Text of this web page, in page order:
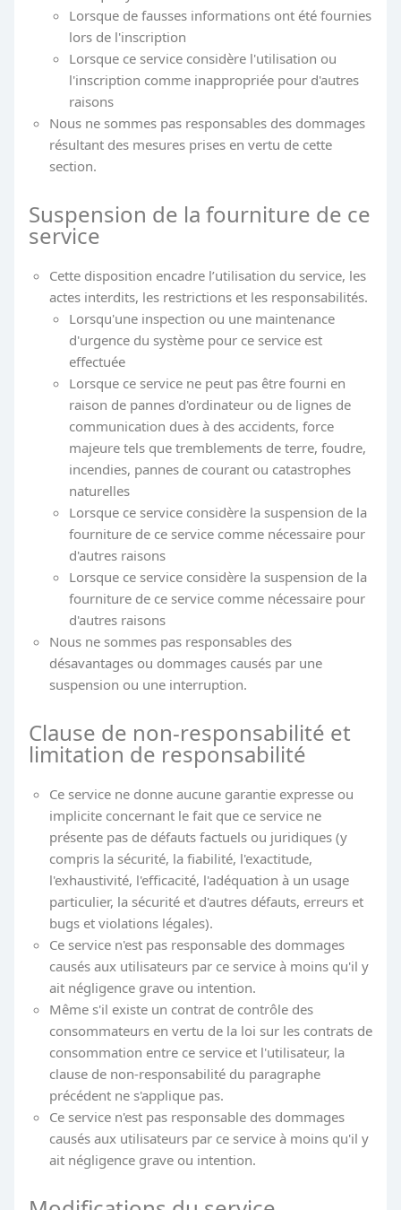
Lorsque de fausses informations ont été fournies
lors de l'inscription
Lorsque ce service considère l'utilisation ou
l'inscription comme inappropriée pour d'autres
raisons
Nous ne sommes pas responsables des dommages
résultant des mesures prises en vertu de cette
section.
Suspension de la fourniture de ce
service
Cette disposition encadre l’utilisation du service, les
actes interdits, les restrictions et les responsabilités.
Lorsqu'une inspection ou une maintenance
d'urgence du système pour ce service est
effectuée
Lorsque ce service ne peut pas être fourni en
raison de pannes d'ordinateur ou de lignes de
communication dues à des accidents, force
majeure tels que tremblements de terre, foudre,
incendies, pannes de courant ou catastrophes
naturelles
Lorsque ce service considère la suspension de la
fourniture de ce service comme nécessaire pour
d'autres raisons
Lorsque ce service considère la suspension de la
fourniture de ce service comme nécessaire pour
d'autres raisons
Nous ne sommes pas responsables des
désavantages ou dommages causés par une
suspension ou une interruption.
Clause de non-responsabilité et
limitation de responsabilité
Ce service ne donne aucune garantie expresse ou
implicite concernant le fait que ce service ne
présente pas de défauts factuels ou juridiques (y
compris la sécurité, la fiabilité, l'exactitude,
l'exhaustivité, l'efficacité, l'adéquation à un usage
particulier, la sécurité et d'autres défauts, erreurs et
bugs et violations légales).
Ce service n'est pas responsable des dommages
causés aux utilisateurs par ce service à moins qu'il y
ait négligence grave ou intention.
Même s'il existe un contrat de contrôle des
consommateurs en vertu de la loi sur les contrats de
consommation entre ce service et l'utilisateur, la
clause de non-responsabilité du paragraphe
précédent ne s'applique pas.
Ce service n'est pas responsable des dommages
causés aux utilisateurs par ce service à moins qu'il y
ait négligence grave ou intention.